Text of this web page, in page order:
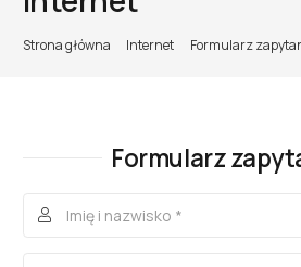
Strona główna Internet Formularz
Formularz